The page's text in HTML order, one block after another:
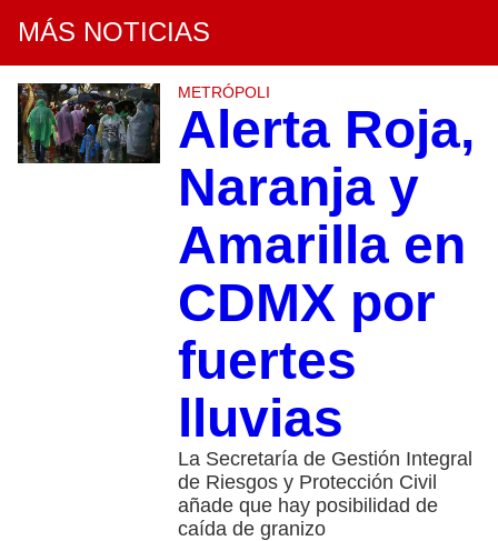
MÁS NOTICIAS
METRÓPOLI
Alerta Roja,
Naranja y
Amarilla en
CDMX por
fuertes
lluvias
La Secretaría de Gestión Integral
de Riesgos y Protección Civil
añade que hay posibilidad de
caída de granizo